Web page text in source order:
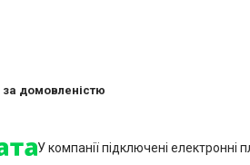
за домовленістю
У компанії підключені